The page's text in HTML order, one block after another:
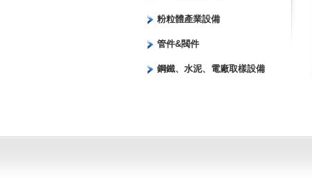
粉粒體產業設備
管件&閥件
鋼鐵、水泥、電廠取樣設備